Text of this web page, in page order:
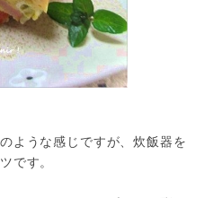
ような感じですが、炊飯器を
です。